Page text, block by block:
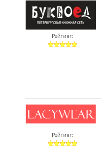
Рейтинг:
Рейтинг: